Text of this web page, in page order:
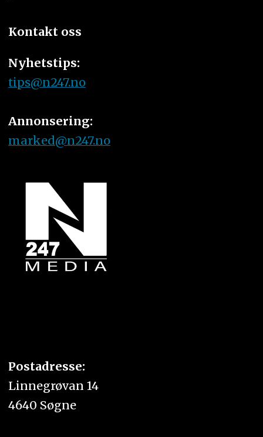
Kontakt oss
Nyhetstips:
tips@n247.no
Annonsering:
marked@n247.no
Postadresse:
Linnegrøvan 14
4640 Søgne